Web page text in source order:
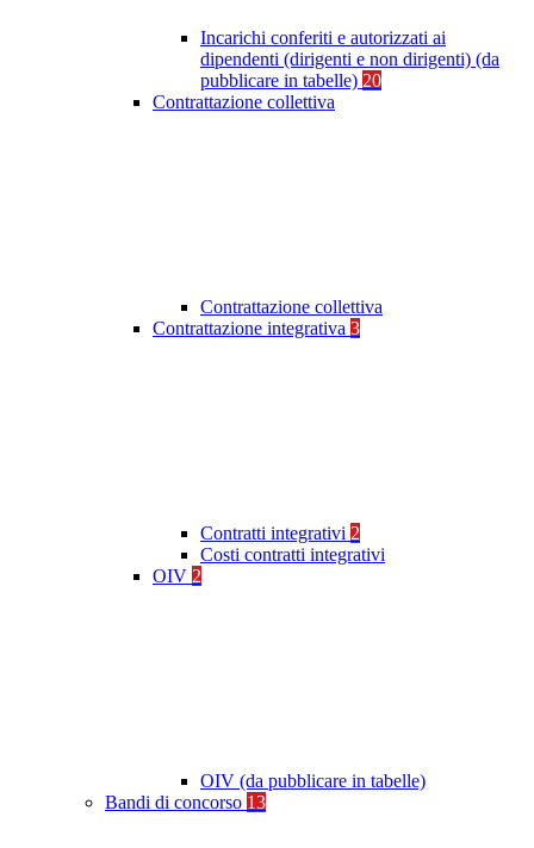
Incarichi conferiti e autorizzati ai
dipendenti (dirigenti e non dirigenti) (da
pubblicare in tabelle) 20
Contrattazione collettiva
Contrattazione collettiva
Contrattazione integrativa 3
Contratti integrativi 2
Costi contratti integrativi
OIV 2
OIV (da pubblicare in tabelle)
Bandi di concorso 13